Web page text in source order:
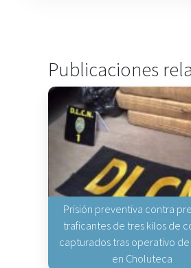
Publicaciones
Prisión preventiva contra
traficantes de tres kilos de
capturados tras operativo de
en Choluteca